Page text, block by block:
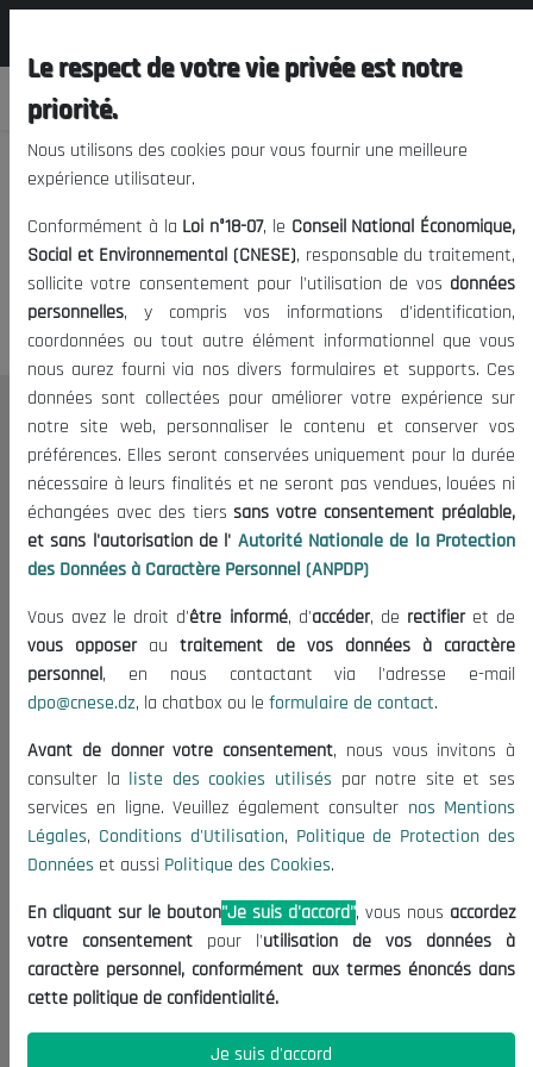
Nous vous prions de nous
excuser, mais l'accès à ce
contenu est restreint.
Le CNESE
A Propos
Le président
Organisation
Publications
Informations utiles
Appels d'offres et Consultations
Mentions Légales
Conditions d'Utilisation
Politique de Protection des Données
Politique des Cookies
Nous Contacter
(+213) 021 98 01 00|01|02
contact@cnese.dz
Suggestions ou Initiatives ?
Newsletter
dernières nouvelles.
Le respect de votre vie privée est notre
priorité.
Nous utilisons des cookies pour vous fournir une meilleure
expérience utilisateur.
Conformément à la Loi n°18-07, le Conseil National Économique,
Social et Environnemental (CNESE), responsable du traitement,
sollicite votre consentement pour l'utilisation de vos données
personnelles, y compris vos informations d'identification,
coordonnées ou tout autre élément informationnel que vous
nous aurez fourni via nos divers formulaires et supports. Ces
données sont collectées pour améliorer votre expérience sur
notre site web, personnaliser le contenu et conserver vos
préférences. Elles seront conservées uniquement pour la durée
nécessaire à leurs finalités et ne seront pas vendues, louées ni
échangées avec des tierssans votre consentement préalable,
et sans l'autorisation de l' Autorité Nationale de la Protection
des Données à Caractère Personnel (ANPDP)
Vous avez le droit d'être informé, d'accéder, de rectifieret de
vous opposerautraitement de vos données à caractère
personnel, en nous contactant via l'adresse e-mail
dpo@cnese.dz, la chatbox ou le formulaire de contact.
Avant de donner votre consentement, nous vous invitons à
consulter la liste des cookies utilisés par notre site et ses
services en ligne. Veuillez également consulter nos Mentions
Légales, Conditions d'Utilisation, Politique de Protection des
Données et aussi Politique des Cookies.
En cliquant sur le bouton"Je suis d'accord", vous nous accordez
votre consentement pour l'utilisation de vos données à
caractère personnel, conformément aux termes énoncés dans
cette politique de confidentialité.
Je suis d'accord